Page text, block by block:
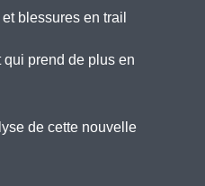
blessures en trail
qui prend de plus en
de cette nouvelle